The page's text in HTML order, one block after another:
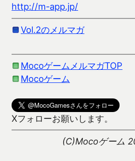
http://m-app.jp/
Vol.2のメルマガ
MocoゲームメルマガTOP
Mocoゲーム
Xフォローお願いします。
(C)Mocoゲーム